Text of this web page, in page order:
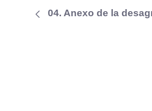
04. Anexo de la